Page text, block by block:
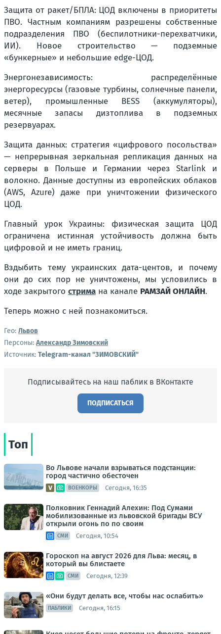
Защита от ракет/БПЛА: ЦОД включены в приоритеты
ПВО. Частным компаниям разрешены собственные
подразделения ПВО (беспилотники-перехватчики,
ИИ). Новое строительство — подземные
«бункерные» и небольшие edge-ЦОД.
Энергонезависимость: распределённые
энергоресурсы (газовые турбины, солнечные панели,
ветер), промышленные BESS (аккумуляторы),
месячные запасы дизтоплива в подземных
резервуарах.
Защита данных: стратегия «цифрового посольства»
— непрерывная зеркальная репликация данных на
серверы в Польше и Германии через Starlink и
волокно. Данные доступны из европейских облаков
(AWS, Azure) даже при уничтожении физического
ЦОД.
Главный урок Украины: физическая защита ЦОД
ограничена истинная устойчивость должна быть
цифровой и не иметь границ.
Вздыбить тему украинских дата-центов, и почему
они до сих пор не уничтожены, мы условились в
ходе закрытого стрима на канале РАМЗАЙ ОНЛАЙН.
Теперь можно с ней познакомиться.
Гео: Львов
Персоны: Александр Зимовский
Источник: Telegram-канал "ЗИМОВСКИЙ"
Подписывайтесь на наш паблик в ВКонтакте
ПОДПИСАТЬСЯ
Топ
Во Львове начали взрываться подстанции:
город частично обесточен
ВОЕНКОРЫ Сегодня, 16:35
Полковник Геннадий Алехин: Под Сумами
мобилизованные из львовской бригады ВСУ
открыли огонь по по своим
СМИ Сегодня, 10:54
Гороскоп на август 2026 для Льва: месяц, в
который вы блистаете
СМИ Сегодня, 12:39
«Они будут делать все, чтобы нас ослабить»
ПАБЛИКИ Сегодня, 16:15